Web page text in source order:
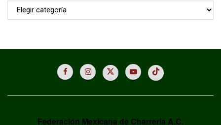
Archivo
Federación Mexicana de Charrería A.C.